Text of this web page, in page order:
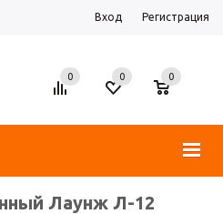
Вход Регистрация
0 0
0
Лаунж Л-12